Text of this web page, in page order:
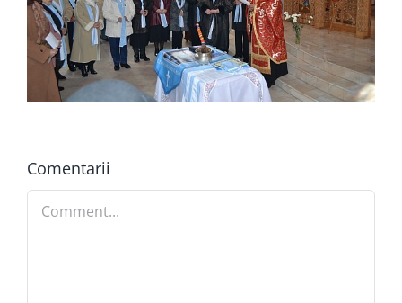
Comentarii
Comment